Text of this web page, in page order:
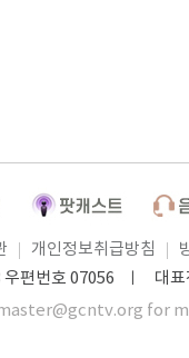
개인정보취급방침
우편번호 07056 ㅣ 대
for